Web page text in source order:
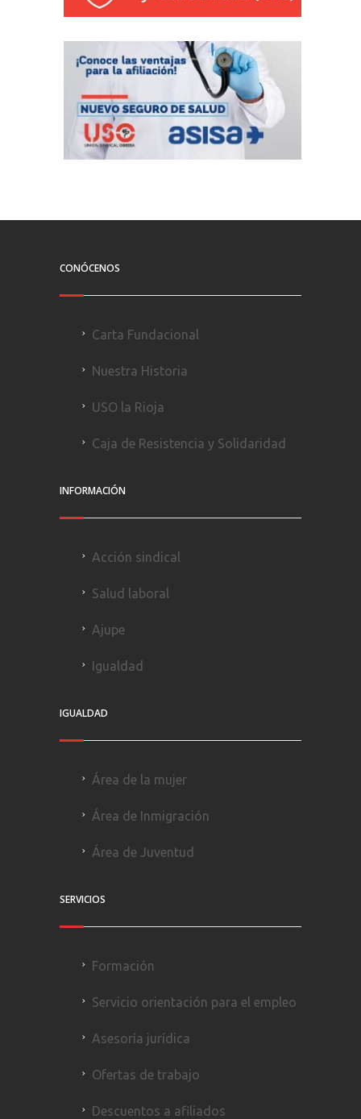
CONÓCENOS
Carta Fundacional
Nuestra Historia
USO la Rioja
Caja de Resistencia y Solidaridad
INFORMACIÓN
Acción sindical
Salud laboral
Ajupe
Igualdad
IGUALDAD
Área de la mujer
Área de Inmigración
Área de Juventud
SERVICIOS
Formación
Servicio orientación para el empleo
Asesoría jurídica
Ofertas de trabajo
Descuentos a afiliados